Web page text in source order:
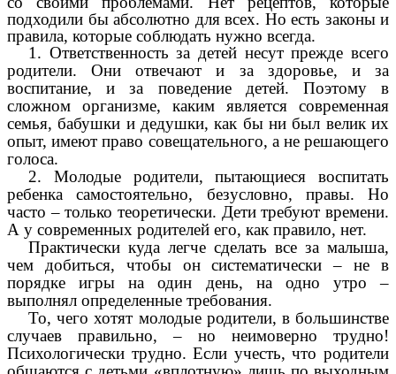
подходили бы абсолютно для всех. Но есть законы и
правила, которые соблюдать нужно всегда.
1. Ответственность за детей несут прежде всего
родители. Они отвечают и за здоровье, и за
воспитание, и за поведение детей. Поэтому в
сложном организме, каким является современная
семья, бабушки и дедушки, как бы ни был велик их
опыт, имеют право совещательного, а не решающего
голоса.
2. Молодые родители, пытающиеся воспитать
ребенка самостоятельно, безусловно, правы. Но
часто – только теоретически. Дети требуют времени.
А у современных родителей его, как правило, нет.
Практически куда легче сделать все за малыша,
чем добиться, чтобы он систематически – не в
порядке игры на один день, на одно утро –
выполнял определенные требования.
То, чего хотят молодые родители, в большинстве
случаев правильно, – но неимоверно трудно!
Психологически трудно. Если учесть, что родители